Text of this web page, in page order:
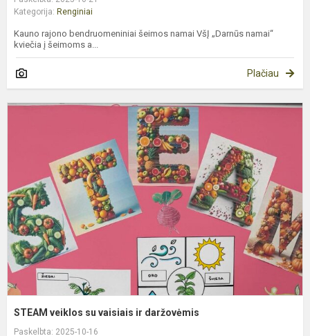
Kategorija: Renginiai
Kauno rajono bendruomeniniai šeimos namai VšĮ „Darnūs namai“
kviečia į šeimoms a...
Plačiau
STEAM veiklos su vaisiais ir daržovėmis
Paskelbta: 2025-10-16